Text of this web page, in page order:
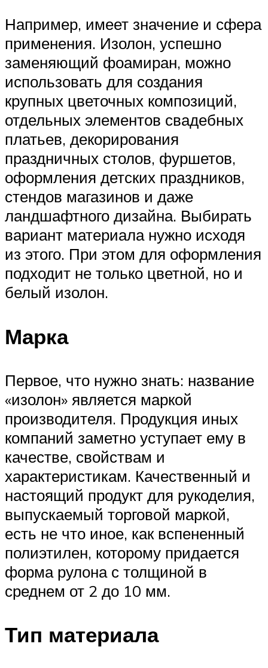
Например, имеет значение и сфера
применения. Изолон, успешно
заменяющий фоамиран, можно
использовать для создания
крупных цветочных композиций,
отдельных элементов свадебных
платьев, декорирования
праздничных столов, фуршетов,
оформления детских праздников,
стендов магазинов и даже
ландшафтного дизайна. Выбирать
вариант материала нужно исходя
из этого. При этом для оформления
подходит не только цветной, но и
белый изолон.
Марка
Первое, что нужно знать: название
«изолон» является маркой
производителя. Продукция иных
компаний заметно уступает ему в
качестве, свойствам и
характеристикам. Качественный и
настоящий продукт для рукоделия,
выпускаемый торговой маркой,
есть не что иное, как вспененный
полиэтилен, которому придается
форма рулона с толщиной в
среднем от 2 до 10 мм.
Тип материала